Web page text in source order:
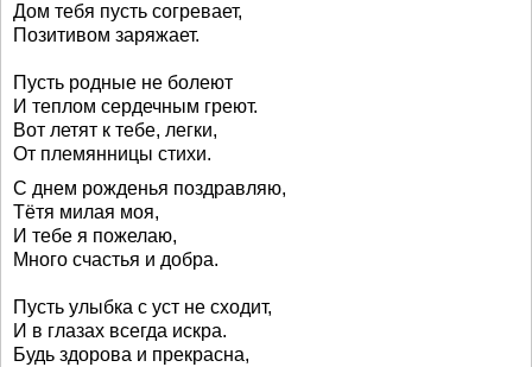
Дом тебя пусть согревает,
Позитивом заряжает.
Пусть родные не болеют
И теплом сердечным греют.
Вот летят к тебе, легки,
От племянницы стихи.
С днем рожденья поздравляю,
Тётя милая моя,
И тебе я пожелаю,
Много счастья и добра.
Пусть улыбка с уст не сходит,
И в глазах всегда искра.
Будь здорова и прекрасна,